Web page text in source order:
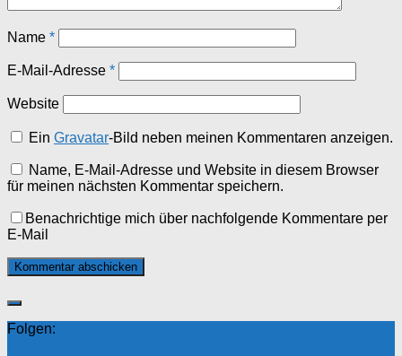
Name *
E-Mail-Adresse *
Website
EinGravatar-Bild neben meinen Kommentaren anzeigen.
Name, E-Mail-Adresse und Website in diesem Browser
für meinen nächsten Kommentar speichern.
Benachrichtige mich über nachfolgende Kommentare per
E-Mail
Folgen: